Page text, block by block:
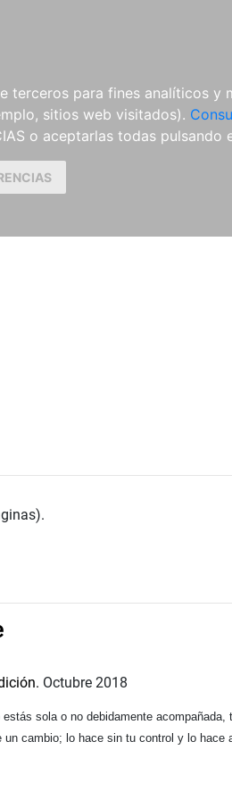
terceros para fines analíticos
sitios web visitados).
o aceptarlas todas pulsando
Octubre 2018
estás sola o no debidamente
un cambio; lo hace sin tu control y lo hace